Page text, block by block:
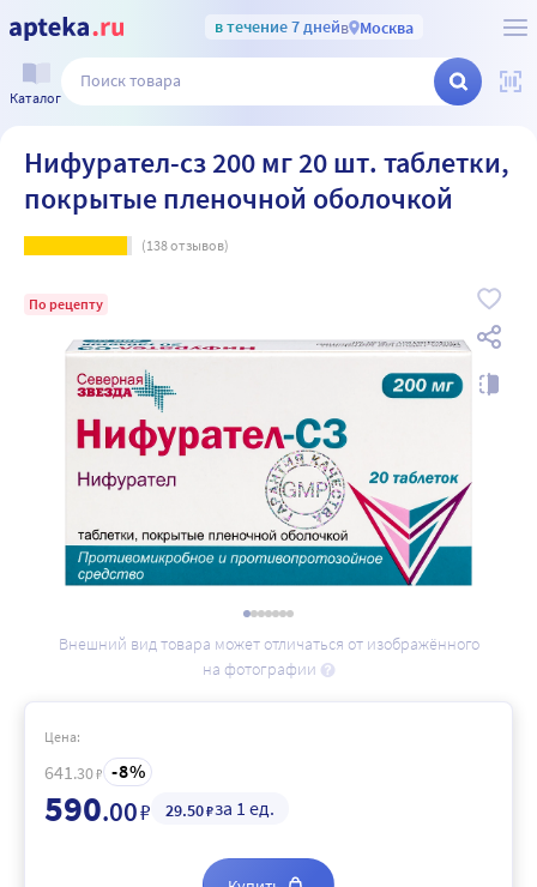
в течение 7 днейв Москва
Каталог
Нифурател-сз 200 мг 20 шт. таблетки,
покрытые пленочной оболочкой
(138отзывов)
По рецепту
Внешний вид товара может отличаться от изображённого
на фотографии
Цена:
641 .30₽ 8
590.00₽ 29.50₽за 1 ед.